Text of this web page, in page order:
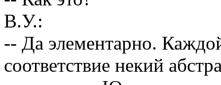
В.У.:
-- Да элементарно.
соответствие некий